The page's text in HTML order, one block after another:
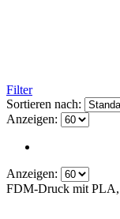
Filter
Sortieren nach:
Anzeigen:
Anzeigen:
FDM-Druck mit PLA,